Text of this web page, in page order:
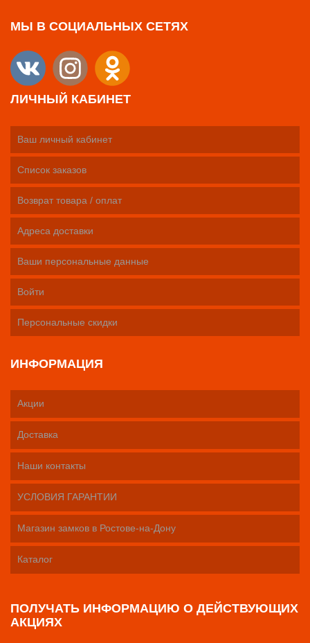
МЫ В СОЦИАЛЬНЫХ СЕТЯХ
ЛИЧНЫЙ КАБИНЕТ
Ваш личный кабинет
Список заказов
Возврат товара / оплат
Адреса доставки
Ваши персональные данные
Войти
Персональные скидки
ИНФОРМАЦИЯ
Акции
Доставка
Наши контакты
УСЛОВИЯ ГАРАНТИИ
Магазин замков в Ростове-на-Дону
Каталог
ПОЛУЧАТЬ ИНФОРМАЦИЮ О ДЕЙСТВУЮЩИХ
АКЦИЯХ